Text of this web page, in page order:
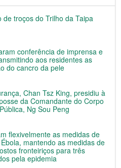
troços do Trilho da Taipa
conferência de imprensa e
aos residentes as
do cancro da pele
Chan Tsz King, presidiu à
da Comandante do Corpo
Ng Sou Peng
flexivelmente as medidas de
mantendo as medidas de
fronteiriços para três
pela epidemia